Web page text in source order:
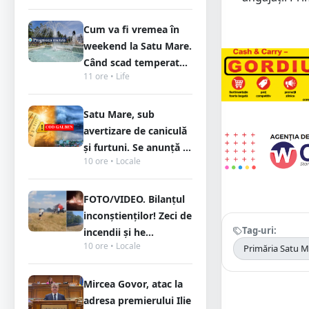
Cum va fi vremea în
weekend la Satu Mare.
Când scad temperat...
11 ore • Life
Satu Mare, sub
avertizare de caniculă
și furtuni. Se anunță ...
10 ore • Locale
FOTO/VIDEO. Bilanțul
inconștienților! Zeci de
incendii și he...
10 ore • Locale
Mircea Govor, atac la
adresa premierului Ilie
Tag-uri:
Primăria Satu